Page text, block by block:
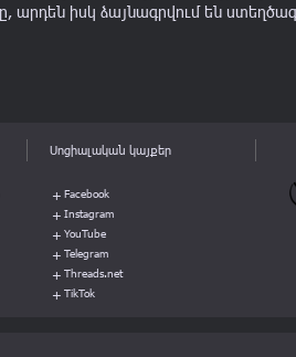
իսկ ձայնագրվում են
Սոցիալական կայքեր
Facebook
Instagram
YouTube
Telegram
Threads.net
TikTok